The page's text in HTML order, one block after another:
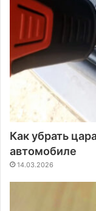
Как убрать
автомобиле
14.03.2026